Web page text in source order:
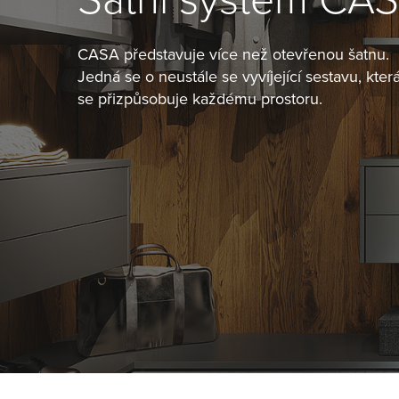
CASA představuje více než otevřenou šatnu.
Jedná se o neustále se vyvíjející sestavu,
se přizpůsobuje každému prostoru.